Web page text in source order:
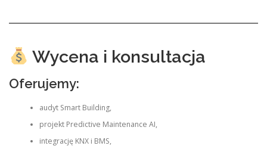
Wycena i konsultacja
Oferujemy:
audyt Smart Building,
projekt Predictive Maintenance AI,
integrację KNX i BMS,